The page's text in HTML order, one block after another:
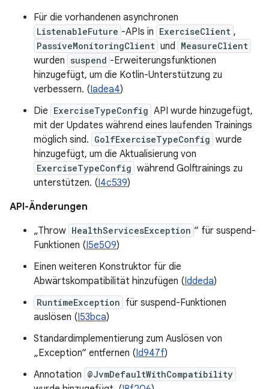
Für die vorhandenen asynchronen
ListenableFuture -APIs in ExerciseClient ,
PassiveMonitoringClient und MeasureClient
wurden suspend -Erweiterungsfunktionen
hinzugefügt, um die Kotlin-Unterstützung zu
verbessern. (Iadea4)
Die ExerciseTypeConfig API wurde hinzugefügt,
mit der Updates während eines laufenden Trainings
möglich sind. GolfExerciseTypeConfig wurde
hinzugefügt, um die Aktualisierung von
ExerciseTypeConfig während Golftrainings zu
unterstützen. (I4c539)
API-Änderungen
„Throw HealthServicesException “ für suspend-
Funktionen (I5e509)
Einen weiteren Konstruktor für die
Abwärtskompatibilität hinzufügen (Iddeda)
RuntimeException für suspend-Funktionen
auslösen (I53bca)
Standardimplementierung zum Auslösen von
„Exception“ entfernen (Id947f)
Annotation @JvmDefaultWithCompatibility